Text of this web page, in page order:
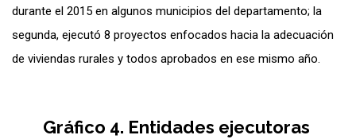
durante el 2015 en algunos municipios del departamento; la
segunda, ejecutó 8 proyectos enfocados hacia la adecuación
de viviendas rurales y todos aprobados en ese mismo año.
Gráfico 4. Entidades ejecutoras